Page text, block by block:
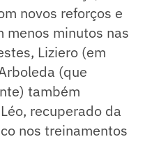
novos reforços e
menos minutos nas
Liziero (em
(que
também
recuperado da
nos treinamentos